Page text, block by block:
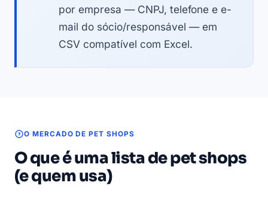
por empresa — CNPJ, telefone e e-
mail do sócio/responsável — em
CSV compatível com Excel.
O MERCADO DE PET SHOPS
O que é uma lista de pet shops
(e quem usa)